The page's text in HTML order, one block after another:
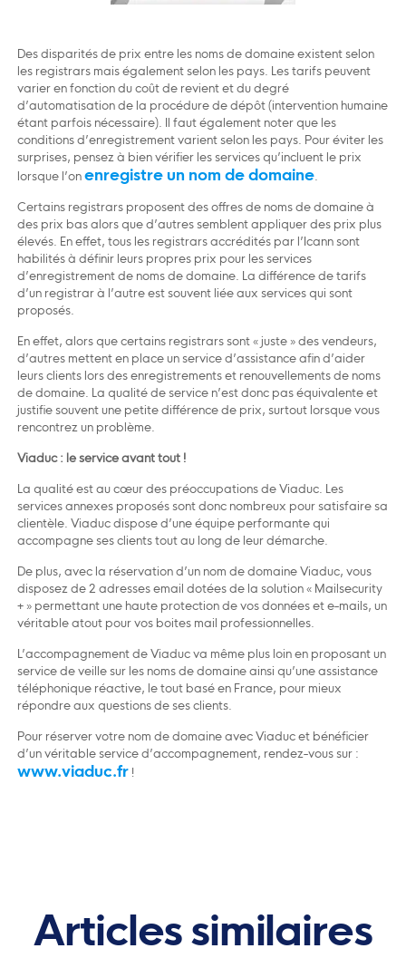
Des disparités de prix entre les noms de domaine existent selon
les registrars mais également selon les pays. Les tarifs peuvent
varier en fonction du coût de revient et du degré
d’automatisation de la procédure de dépôt (intervention humaine
étant parfois nécessaire). Il faut également noter que les
conditions d’enregistrement varient selon les pays. Pour éviter les
surprises, pensez à bien vérifier les services qu’incluent le prix
lorsque l’onenregistre un nom de domaine
Certains registrars proposent des offres de noms de domaine à
des prix bas alors que d’autres semblent appliquer des prix plus
élevés. En effet, tous les registrars accrédités par l’Icann sont
habilités à définir leurs propres prix pour les services
d’enregistrement de noms de domaine. La différence de tarifs
d’un registrar à l’autre est souvent liée aux services qui sont
proposés.
En effet, alors que certains registrars sont « juste » des vendeurs,
d’autres mettent en place un service d’assistance afin d’aider
leurs clients lors des enregistrements et renouvellements de noms
de domaine. La qualité de service n’est donc pas équivalente et
justifie souvent une petite différence de prix, surtout lorsque vous
rencontrez un problème.
Viaduc : le service avant tout !
La qualité est au cœur des préoccupations de Viaduc. Les
services annexes proposés sont donc nombreux pour satisfaire sa
clientèle. Viaduc dispose d’une équipe performante qui
accompagne ses clients tout au long de leur démarche.
De plus, avec la réservation d’un nom de domaine Viaduc, vous
disposez de 2 adresses email dotées de la solution « Mailsecurity
+ » permettant une haute protection de vos données et e-mails, un
véritable atout pour vos boites mail professionnelles.
L’accompagnement de Viaduc va même plus loin en proposant un
service de veille sur les noms de domaine ainsi qu’une assistance
téléphonique réactive, le tout basé en France, pour mieux
répondre aux questions de ses clients.
Pour réserver votre nom de domaine avec Viaduc et bénéficier
d’un véritable service d’accompagnement, rendez-vous sur :
www.viaduc.fr !
Articles similaires